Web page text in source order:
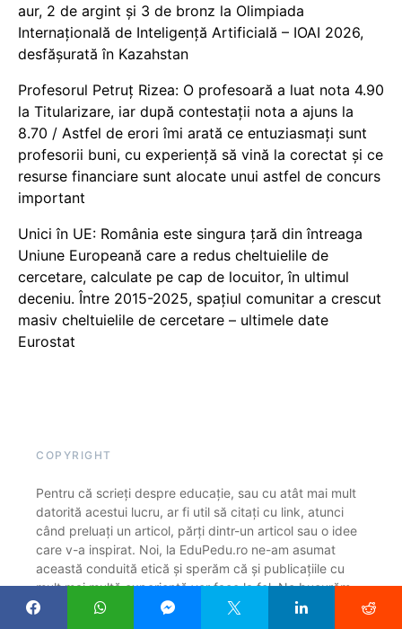
aur, 2 de argint și 3 de bronz la Olimpiada
Internațională de Inteligență Artificială – IOAI 2026,
desfășurată în Kazahstan
Profesorul Petruț Rizea: O profesoară a luat nota 4.90
la Titularizare, iar după contestații nota a ajuns la
8.70 / Astfel de erori îmi arată ce entuziasmați sunt
profesorii buni, cu experiență să vină la corectat și ce
resurse financiare sunt alocate unui astfel de concurs
important
Unici în UE: România este singura țară din întreaga
Uniune Europeană care a redus cheltuielile de
cercetare, calculate pe cap de locuitor, în ultimul
deceniu. Între 2015-2025, spațiul comunitar a crescut
masiv cheltuielile de cercetare – ultimele date
Eurostat
COPYRIGHT
Pentru că scrieți despre educație, sau cu atât mai mult
datorită acestui lucru, ar fi util să citați cu link, atunci
când preluați un articol, părți dintr-un articol sau o idee
care v-a inspirat. Noi, la EduPedu.ro ne-am asumat
această conduită etică și sperăm că și publicațiile cu
mult mai multă experiență vor face la fel. Ne bucurăm
că găsiți subiecte interesante pe Edupedu.ro și suntem